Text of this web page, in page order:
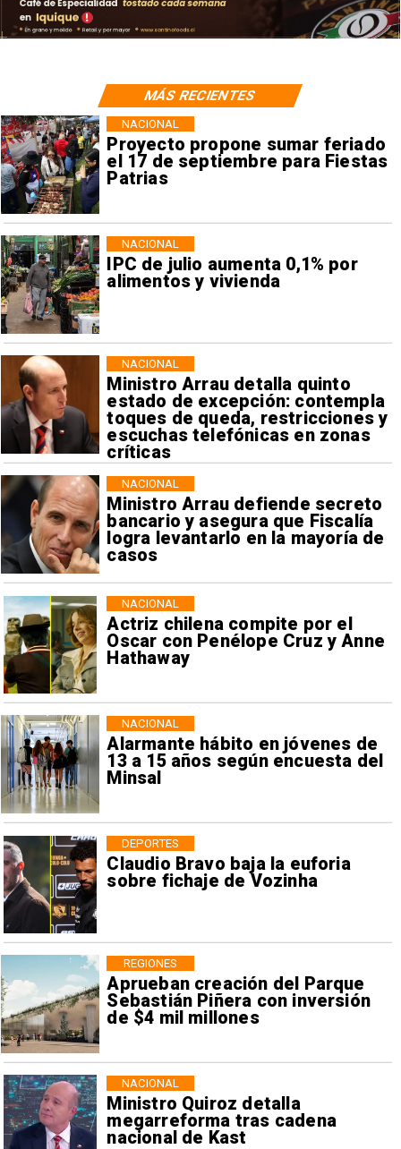
Proyecto propone sumar feriado
el 17 de septiembre para Fiestas
Patrias
NACIONAL
IPC de julio aumenta 0,1% por
alimentos y vivienda
NACIONAL
Ministro Arrau detalla quinto
estado de excepción: contempla
toques de queda, restricciones y
escuchas telefónicas en zonas
críticas
NACIONAL
Ministro Arrau defiende secreto
bancario y asegura que Fiscalía
logra levantarlo en la mayoría de
casos
NACIONAL
Actriz chilena compite por el
Oscar con Penélope Cruz y Anne
Hathaway
NACIONAL
Alarmante hábito en jóvenes de
13 a 15 años según encuesta del
Minsal
NACIONAL
Claudio Bravo baja la euforia
sobre fichaje de Vozinha
DEPORTES
Aprueban creación del Parque
Sebastián Piñera con inversión
de $4 mil millones
REGIONES
Ministro Quiroz detalla
megarreforma tras cadena
nacional de Kast
NACIONAL
MÁS RECIENTES